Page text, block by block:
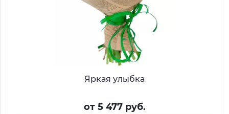
Яркая улыбка
от 5 477 руб.